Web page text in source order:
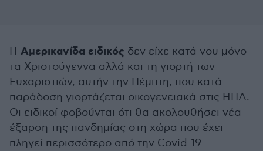
Η Αμερικανίδα ειδικός δεν είχε κατά νου μόνο
τα Χριστούγεννα αλλά και τη γιορτή των
Ευχαριστιών, αυτήν την Πέμπτη, που κατά
παράδοση γιορτάζεται οικογενειακά στις ΗΠΑ.
Οι ειδικοί φοβούνται ότι θα ακολουθήσει νέα
έξαρση της πανδημίας στη χώρα που έχει
πληγεί περισσότερο από την Covid-19